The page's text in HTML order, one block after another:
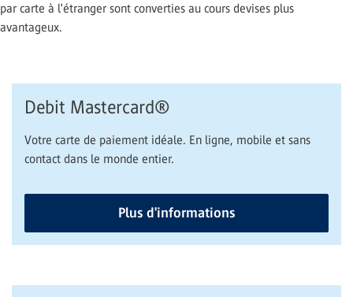
par carte à l'étranger sont converties au cours devises plus
avantageux.
Debit Mastercard®
Votre carte de paiement idéale. En ligne, mobile et sans
contact dans le monde entier.
Plus d'informations